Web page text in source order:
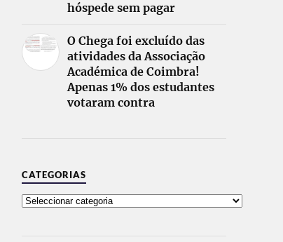
hóspede sem pagar
O Chega foi excluído das
atividades da Associação
Académica de Coimbra!
Apenas 1% dos estudantes
votaram contra
CATEGORIAS